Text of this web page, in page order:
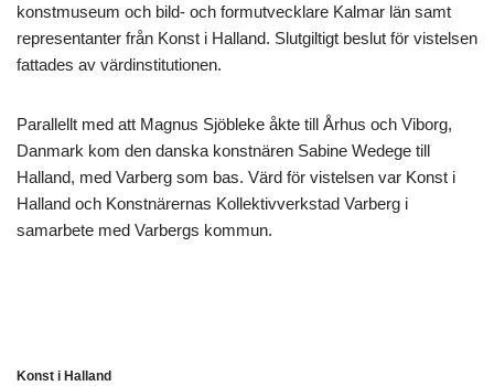
konstmuseum och bild- och formutvecklare Kalmar län samt
representanter från Konst i Halland. Slutgiltigt beslut för vistelsen
fattades av värdinstitutionen.
Parallellt med att Magnus Sjöbleke åkte till Århus och Viborg,
Danmark kom den danska konstnären Sabine Wedege till
Halland, med Varberg som bas. Värd för vistelsen var Konst i
Halland och Konstnärernas Kollektivverkstad Varberg i
samarbete med Varbergs kommun.
Konst i Halland